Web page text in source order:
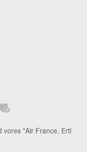
vores "Air France, Ertl